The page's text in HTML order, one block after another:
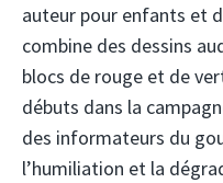
auteur pour enfants et
combine des dessins
blocs de rouge et de
débuts dans la
des informateurs du
l’humiliation et la